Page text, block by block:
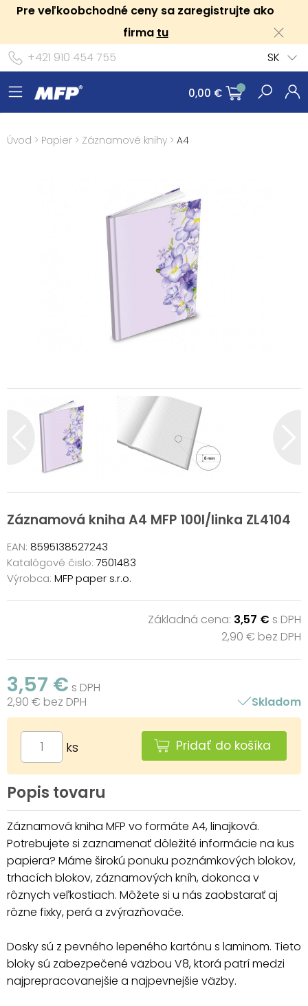
Pre veľkoobchodné ceny sa zaregistrujte ako
firma tu
+421 910 454 755
SK
0,00 €
Úvod > Papier > Záznamové knihy > A4
Záznamová kniha A4 MFP 100l/linka ZL4104
EAN: 8595138527243
Katalógové čislo: 7501483
Výrobca: MFP paper s.r.o.
Základná cena: 3,57 € s DPH
2,90 € bez DPH
3,57 € s DPH
2,90 € bez DPH
Skladom
ks Pridať do košíka
Popis tovaru
Záznamová kniha MFP vo formáte A4, linajková.
Potrebujete si zaznamenať dôležité informácie na kus
papiera? Máme širokú ponuku poznámkových blokov,
trhacích blokov, záznamových kníh, dokonca v
rôznych veľkostiach. Môžete si u nás zaobstarať aj
rôzne fixky, perá a zvýrazňovače.
Dosky sú z pevného lepeného kartónu s laminom. Tieto
bloky sú zabezpečené väzbou V8, ktorá patrí medzi
najprepracovanejšie a najpevnejšie väzby.